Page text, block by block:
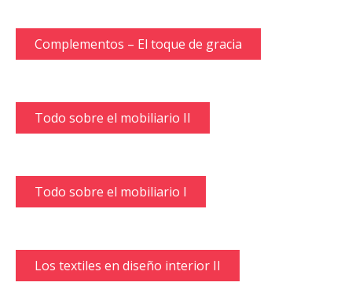
Complementos – El toque de gracia
Todo sobre el mobiliario II
Todo sobre el mobiliario I
Los textiles en diseño interior II